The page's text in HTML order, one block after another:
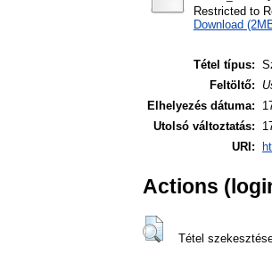
Restricted to
Download
Tétel típus:
Feltöltő:
Elhelyezés dátuma:
Utolsó változtatás:
URI:
Actions
Tétel